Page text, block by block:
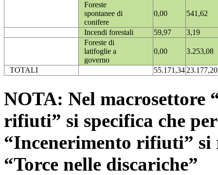
Foreste
spontanee di
conifere
0,00 541,62
Incendi forestali 59,97
3,19
Foreste di
latifoglie a
governo
0,00 3.253,08
TOTALI 55.171,3423.177,20
NOTA: Nel macrosettore
rifiuti” si specifica che
“Incenerimento rifiuti”
“Torce nelle discariche”